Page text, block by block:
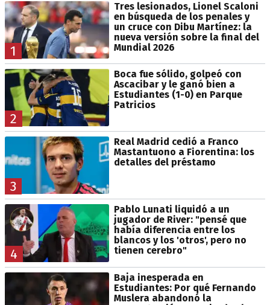
1
Tres lesionados, Lionel Scaloni
en búsqueda de los penales y
un cruce con Dibu Martínez: la
nueva versión sobre la final del
Mundial 2026
2
Boca fue sólido, golpeó con
Ascacibar y le ganó bien a
Estudiantes (1-0) en Parque
Patricios
3
Real Madrid cedió a Franco
Mastantuono a Fiorentina: los
detalles del préstamo
4
Pablo Lunati liquidó a un
jugador de River: "pensé que
había diferencia entre los
blancos y los 'otros', pero no
tienen cerebro"
Baja inesperada en
Estudiantes: Por qué Fernando
Muslera abandonó la